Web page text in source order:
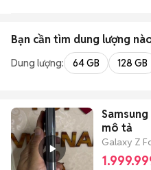
Bạn cần tìm dung lượng
Dung lượng: 64 GB 128 GB
mô tả
Galaxy Z